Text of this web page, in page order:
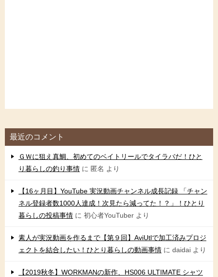
最近のコメント
ＧＷに狙え真鯛、初めてのベイトリールでタイラバだ！ひと
り暮らしの釣り事情 に 匿名 より
【16ヶ月目】YouTube 実況動画チャンネル成長記録 「チャン
ネル登録者数1000人達成！次見たら減ってた！？」！ひとり
暮らしの投稿事情 に 初心者YouTuber より
素人が実況動画を作るまで【第９回】AviUtlで加工済みプロジ
ェクトを結合したい！ひとり暮らしの動画事情 に daidai より
【2019秋冬】WORKMANの新作、HS006 ULTIMATE シャツ